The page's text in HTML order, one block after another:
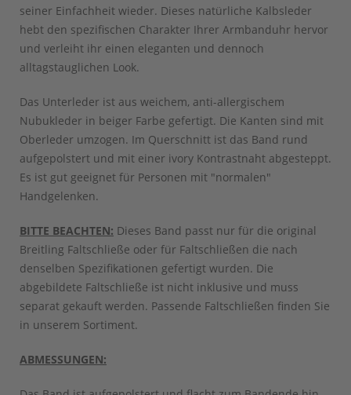
seiner Einfachheit wieder. Dieses natürliche Kalbsleder
hebt den spezifischen Charakter Ihrer Armbanduhr hervor
und verleiht ihr einen eleganten und dennoch
alltagstauglichen Look.
Das Unterleder ist aus weichem, anti-allergischem
Nubukleder in beiger Farbe gefertigt. Die Kanten sind mit
Oberleder umzogen. Im Querschnitt ist das Band rund
aufgepolstert und mit einer ivory Kontrastnaht abgesteppt.
Es ist gut geeignet für Personen mit "normalen"
Handgelenken.
BITTE BEACHTEN: Dieses Band passt nur für die original
Breitling Faltschließe oder für Faltschließen die nach
denselben Spezifikationen gefertigt wurden. Die
abgebildete Faltschließe ist nicht inklusive und muss
separat gekauft werden. Passende Faltschließen finden Sie
in unserem Sortiment.
ABMESSUNGEN: